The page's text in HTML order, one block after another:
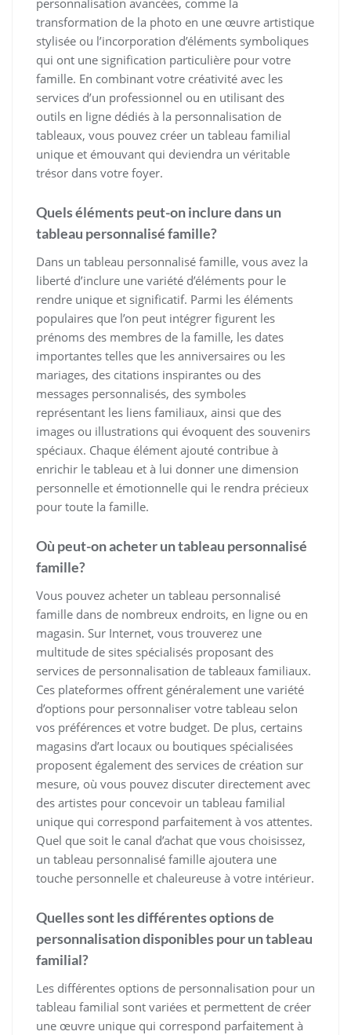
personnalisation avancées, comme la
transformation de la photo en une œuvre artistique
stylisée ou l’incorporation d’éléments symboliques
qui ont une signification particulière pour votre
famille. En combinant votre créativité avec les
services d’un professionnel ou en utilisant des
outils en ligne dédiés à la personnalisation de
tableaux, vous pouvez créer un tableau familial
unique et émouvant qui deviendra un véritable
trésor dans votre foyer.
Quels éléments peut-on inclure dans un
tableau personnalisé famille?
Dans un tableau personnalisé famille, vous avez la
liberté d’inclure une variété d’éléments pour le
rendre unique et significatif. Parmi les éléments
populaires que l’on peut intégrer figurent les
prénoms des membres de la famille, les dates
importantes telles que les anniversaires ou les
mariages, des citations inspirantes ou des
messages personnalisés, des symboles
représentant les liens familiaux, ainsi que des
images ou illustrations qui évoquent des souvenirs
spéciaux. Chaque élément ajouté contribue à
enrichir le tableau et à lui donner une dimension
personnelle et émotionnelle qui le rendra précieux
pour toute la famille.
Où peut-on acheter un tableau personnalisé
famille?
Vous pouvez acheter un tableau personnalisé
famille dans de nombreux endroits, en ligne ou en
magasin. Sur Internet, vous trouverez une
multitude de sites spécialisés proposant des
services de personnalisation de tableaux familiaux.
Ces plateformes offrent généralement une variété
d’options pour personnaliser votre tableau selon
vos préférences et votre budget. De plus, certains
magasins d’art locaux ou boutiques spécialisées
proposent également des services de création sur
mesure, où vous pouvez discuter directement avec
des artistes pour concevoir un tableau familial
unique qui correspond parfaitement à vos attentes.
Quel que soit le canal d’achat que vous choisissez,
un tableau personnalisé famille ajoutera une
touche personnelle et chaleureuse à votre intérieur.
Quelles sont les différentes options de
personnalisation disponibles pour un tableau
familial?
Les différentes options de personnalisation pour un
tableau familial sont variées et permettent de créer
une œuvre unique qui correspond parfaitement à